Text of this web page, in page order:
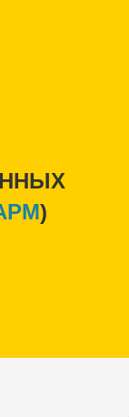
)